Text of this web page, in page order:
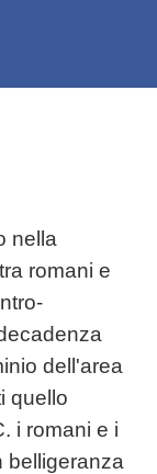
nella
romani e
dell'area
quello
i romani e i
belligeranza